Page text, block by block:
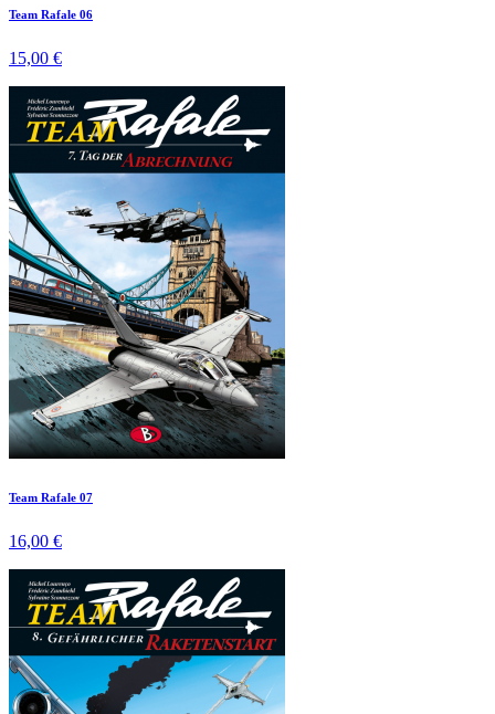
Team Rafale 06
15,00 €
Team Rafale 07
16,00 €